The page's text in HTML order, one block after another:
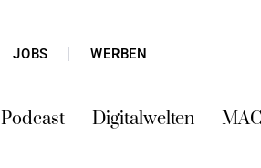
JOBS WERBEN
Podcast Digitalwelten